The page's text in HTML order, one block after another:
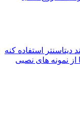
استفاده کنه
از نمونه های نصبی